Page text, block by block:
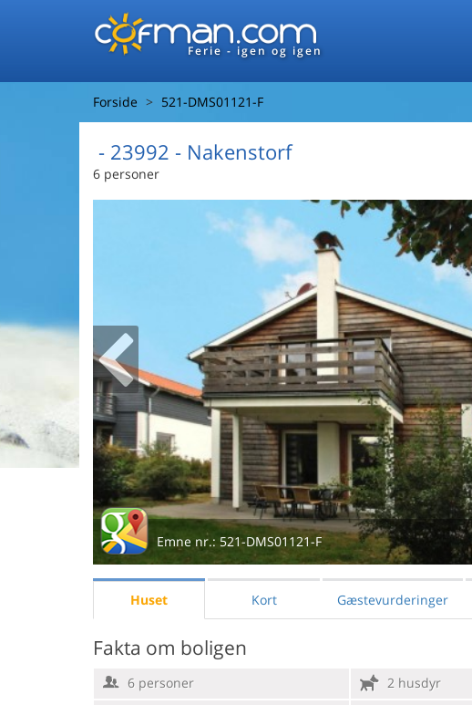
Ferie - igen og igen
Forside 521-DMS01121-F
- 23992 - Nakenstorf
6 personer
Emne nr.:521-DMS01121-F
Huset Kort Gæstevurderinger
Fakta om boligen
6 personer 2 husdyr